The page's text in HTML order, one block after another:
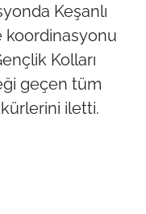
Keşanlı
koordinasyonu
Kolları
geçen tüm
iletti.